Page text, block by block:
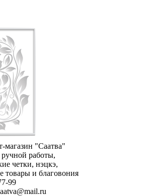
магазин "Саатва"
работы,
четки, нэцкэ,
товары и благовония
99